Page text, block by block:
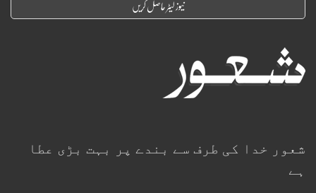
شعور خدا کی طرف سے بندے پر بہت بڑی عطا
ہے